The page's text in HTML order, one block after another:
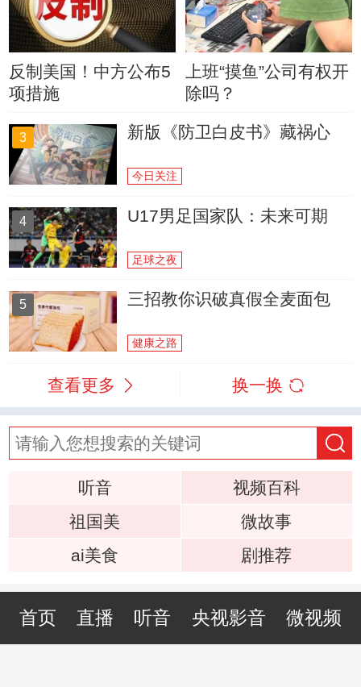
反制美国！中方公布5
项措施
上班“摸鱼”公司有权开
除吗？
3 新版《防卫白皮书》藏祸心
今日关注
4 U17男足国家队：未来可期
足球之夜
5 三招教你识破真假全麦面包
健康之路
查看更多 换一换
听音
视频百科
祖国美
微故事
ai美食
剧推荐
首页 直播 听音 央视影音 微视频